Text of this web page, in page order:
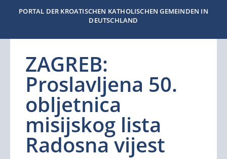
PORTAL DER KROATISCHEN KATHOLISCHEN GEMEINDEN IN
DEUTSCHLAND
ZAGREB:
Proslavljena 50.
obljetnica
misijskog lista
Radosna vijest